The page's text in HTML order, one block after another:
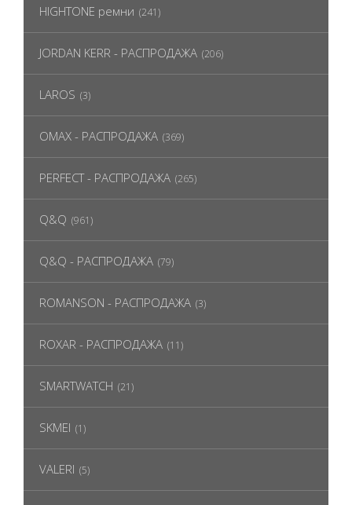
HIGHTONE ремни (241)
JORDAN KERR - РАСПРОДАЖА (206)
LAROS (3)
OMAX - РАСПРОДАЖА (369)
PERFECT - РАСПРОДАЖА (265)
Q&Q (961)
Q&Q - РАСПРОДАЖА (79)
ROMANSON - РАСПРОДАЖА (3)
ROXAR - РАСПРОДАЖА (11)
SMARTWATCH (21)
SKMEI (1)
VALERI (5)